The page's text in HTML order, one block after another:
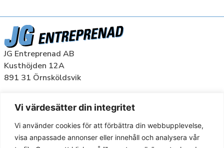
Vi värdesätter din integritet
Vi använder cookies för att förbättra din webbupplevelse,
visa anpassade annonser eller innehåll och analysera vår
JG Entreprenad AB
Kusthöjden 12A
891 31 Örnsköldsvik
TJÄNSTER
REFERENSPROJEKT